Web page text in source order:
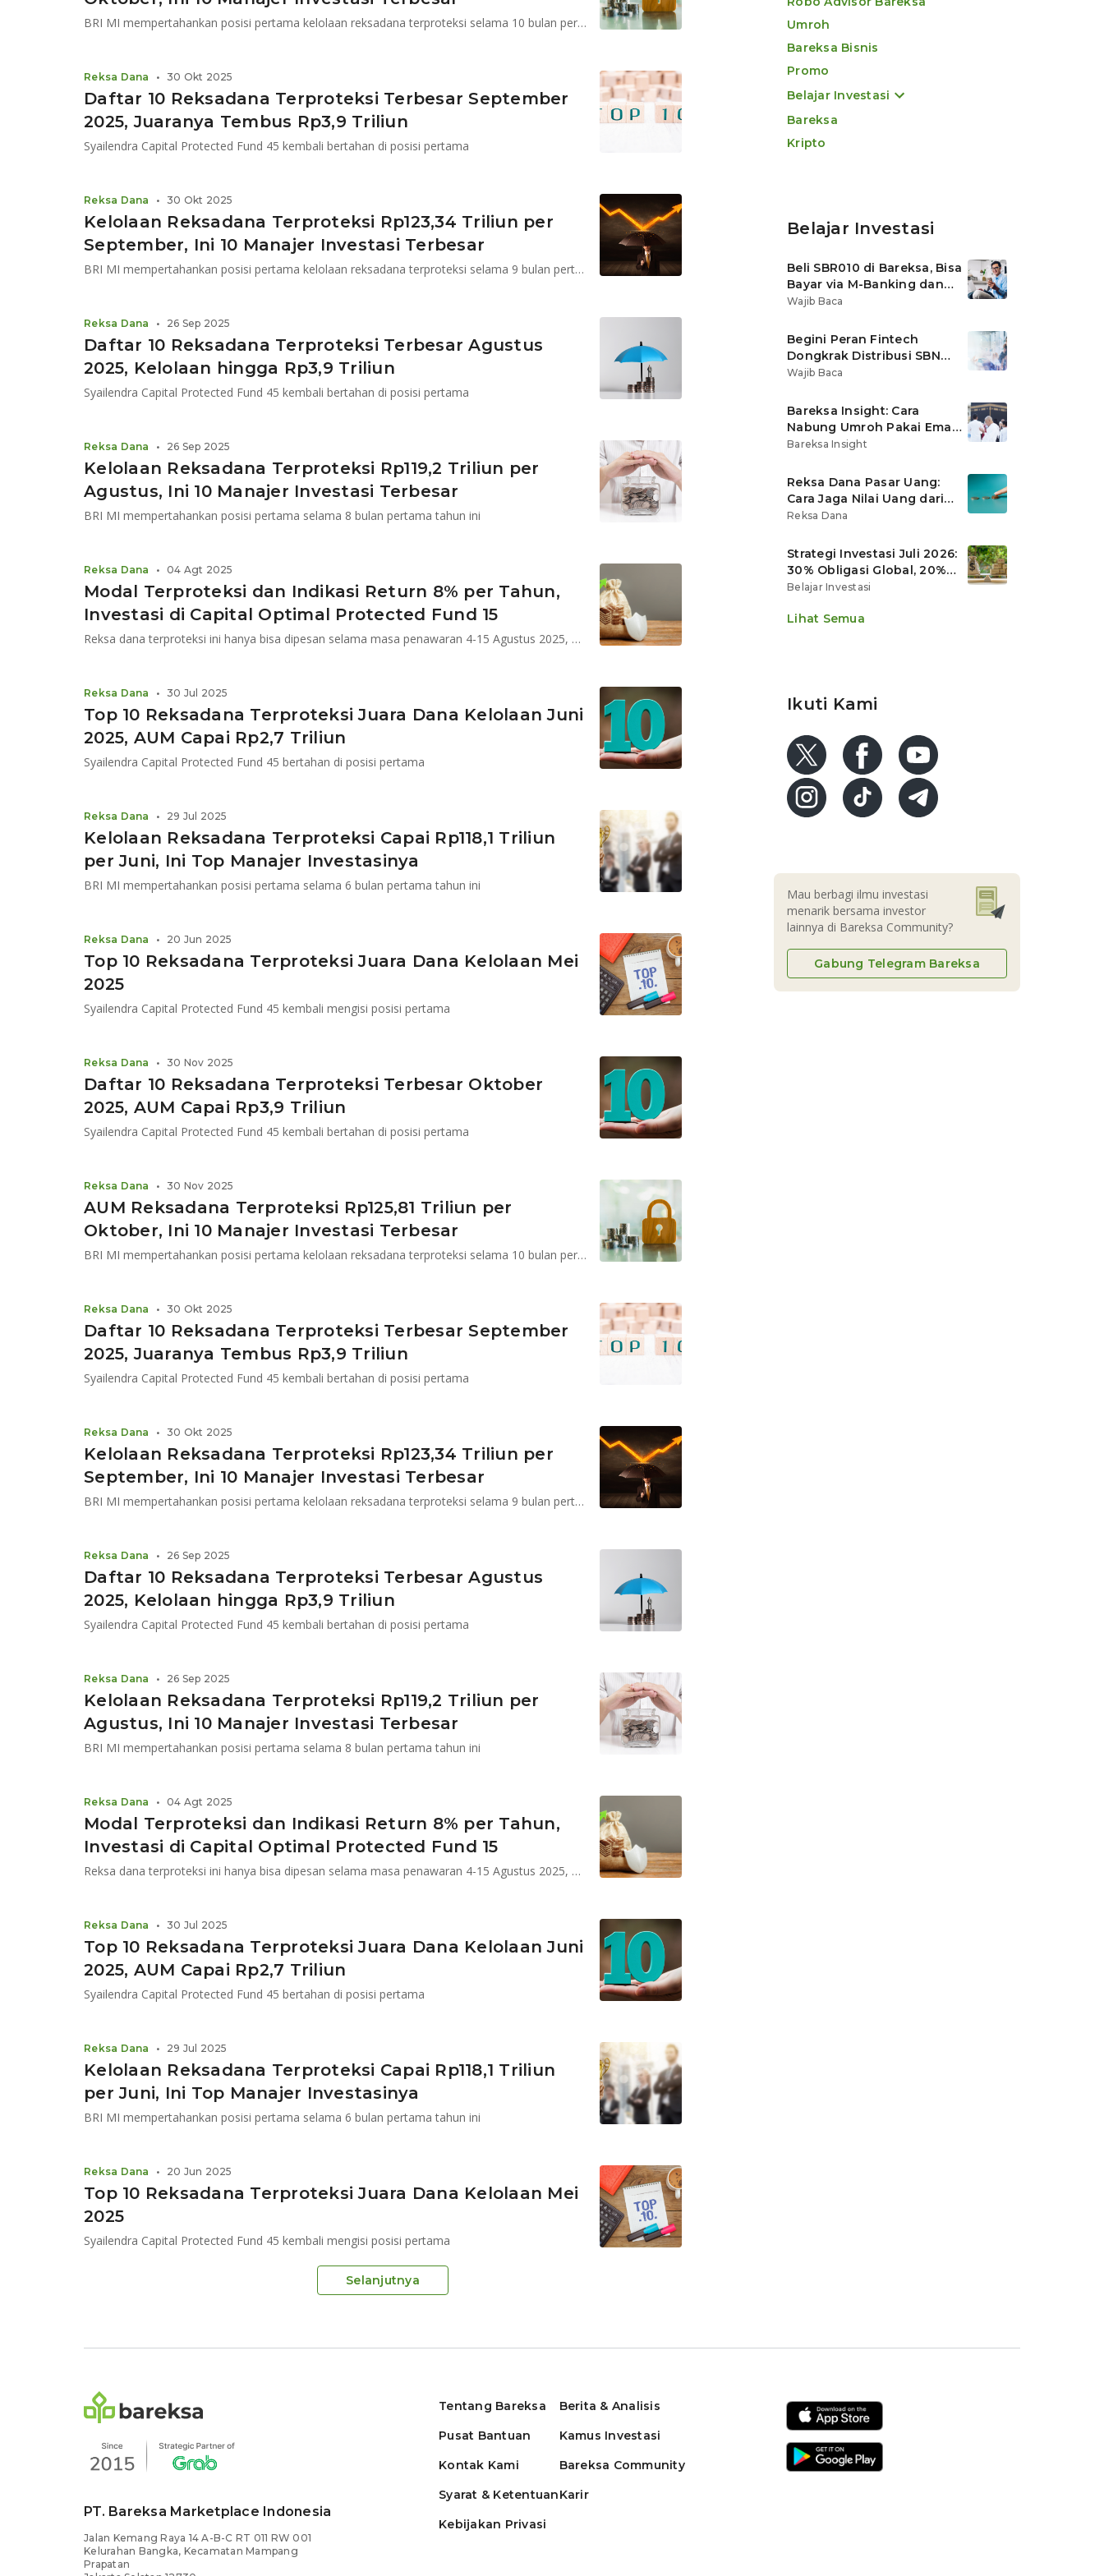
BRI MI mempertahankan posisi pertama kelolaan reksadana terproteksi selama 10 bulan pertama tahun ini
Daftar 10 Reksadana Terproteksi Terbesar September
2025, Juaranya Tembus Rp3,9 Triliun
Syailendra Capital Protected Fund 45 kembali bertahan di posisi pertama
Reksa Dana • 30 Okt 2025
Kelolaan Reksadana Terproteksi Rp123,34 Triliun per
September, Ini 10 Manajer Investasi Terbesar
BRI MI mempertahankan posisi pertama kelolaan reksadana terproteksi selama 9 bulan pertama tahun ini
Reksa Dana • 30 Okt 2025
Daftar 10 Reksadana Terproteksi Terbesar Agustus
2025, Kelolaan hingga Rp3,9 Triliun
Syailendra Capital Protected Fund 45 kembali bertahan di posisi pertama
Reksa Dana • 26 Sep 2025
Kelolaan Reksadana Terproteksi Rp119,2 Triliun per
Agustus, Ini 10 Manajer Investasi Terbesar
BRI MI mempertahankan posisi pertama selama 8 bulan pertama tahun ini
Reksa Dana • 26 Sep 2025
Modal Terproteksi dan Indikasi Return 8% per Tahun,
Investasi di Capital Optimal Protected Fund 15
Reksa dana terproteksi ini hanya bisa dipesan selama masa penawaran 4-15 Agustus 2025, dan penerbitan pada 18 Agustus 2025
Reksa Dana • 04 Agt 2025
Top 10 Reksadana Terproteksi Juara Dana Kelolaan Juni
2025, AUM Capai Rp2,7 Triliun
Syailendra Capital Protected Fund 45 bertahan di posisi pertama
Reksa Dana • 30 Jul 2025
Kelolaan Reksadana Terproteksi Capai Rp118,1 Triliun
per Juni, Ini Top Manajer Investasinya
BRI MI mempertahankan posisi pertama selama 6 bulan pertama tahun ini
Reksa Dana • 29 Jul 2025
Top 10 Reksadana Terproteksi Juara Dana Kelolaan Mei
2025
Syailendra Capital Protected Fund 45 kembali mengisi posisi pertama
Reksa Dana • 20 Jun 2025
Daftar 10 Reksadana Terproteksi Terbesar Oktober
2025, AUM Capai Rp3,9 Triliun
Syailendra Capital Protected Fund 45 kembali bertahan di posisi pertama
Reksa Dana • 30 Nov 2025
AUM Reksadana Terproteksi Rp125,81 Triliun per
Oktober, Ini 10 Manajer Investasi Terbesar
BRI MI mempertahankan posisi pertama kelolaan reksadana terproteksi selama 10 bulan pertama tahun ini
Reksa Dana • 30 Nov 2025
Daftar 10 Reksadana Terproteksi Terbesar September
2025, Juaranya Tembus Rp3,9 Triliun
Syailendra Capital Protected Fund 45 kembali bertahan di posisi pertama
Reksa Dana • 30 Okt 2025
Kelolaan Reksadana Terproteksi Rp123,34 Triliun per
September, Ini 10 Manajer Investasi Terbesar
BRI MI mempertahankan posisi pertama kelolaan reksadana terproteksi selama 9 bulan pertama tahun ini
Reksa Dana • 30 Okt 2025
Daftar 10 Reksadana Terproteksi Terbesar Agustus
2025, Kelolaan hingga Rp3,9 Triliun
Syailendra Capital Protected Fund 45 kembali bertahan di posisi pertama
Reksa Dana • 26 Sep 2025
Kelolaan Reksadana Terproteksi Rp119,2 Triliun per
Agustus, Ini 10 Manajer Investasi Terbesar
BRI MI mempertahankan posisi pertama selama 8 bulan pertama tahun ini
Reksa Dana • 26 Sep 2025
Modal Terproteksi dan Indikasi Return 8% per Tahun,
Investasi di Capital Optimal Protected Fund 15
Reksa dana terproteksi ini hanya bisa dipesan selama masa penawaran 4-15 Agustus 2025, dan penerbitan pada 18 Agustus 2025
Reksa Dana • 04 Agt 2025
Top 10 Reksadana Terproteksi Juara Dana Kelolaan Juni
2025, AUM Capai Rp2,7 Triliun
Syailendra Capital Protected Fund 45 bertahan di posisi pertama
Reksa Dana • 30 Jul 2025
Kelolaan Reksadana Terproteksi Capai Rp118,1 Triliun
per Juni, Ini Top Manajer Investasinya
BRI MI mempertahankan posisi pertama selama 6 bulan pertama tahun ini
Reksa Dana • 29 Jul 2025
Top 10 Reksadana Terproteksi Juara Dana Kelolaan Mei
2025
Syailendra Capital Protected Fund 45 kembali mengisi posisi pertama
Reksa Dana • 20 Jun 2025
Selanjutnya
Umroh
Bareksa Bisnis
Promo
Belajar Investasi
Bareksa
Kripto
Belajar Investasi
Beli SBR010 di Bareksa, Bisa
Bayar via M-Banking dan
OVO di Tokopedia
Wajib Baca
Begini Peran Fintech
Dongkrak Distribusi SBN
Ritel
Wajib Baca
Bareksa Insight: Cara
Nabung Umroh Pakai Emas
Digital agar Nilainya
Bareksa Insight
Reksa Dana Pasar Uang:
Cara Jaga Nilai Uang dari
Gerusan Inflasi
Reksa Dana
Strategi Investasi Juli 2026:
30% Obligasi Global, 20%
Emas, Saham Ekspor Jadi
Belajar Investasi
Lihat Semua
Ikuti Kami
Mau berbagi ilmu investasi
menarik bersama investor
lainnya di Bareksa Community?
Gabung Telegram Bareksa
PT. Bareksa Marketplace Indonesia
Jalan Kemang Raya 14 A-B-C RT 011 RW 001
Kelurahan Bangka, Kecamatan Mampang
Prapatan
Tentang Bareksa
Pusat Bantuan
Kontak Kami
Syarat & Ketentuan
Kebijakan Privasi
Berita & Analisis
Kamus Investasi
Bareksa Community
Karir